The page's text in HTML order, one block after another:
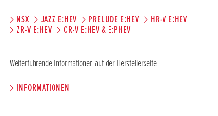
NSX JAZZ E:HEV PRELUDE E:HEV
HR-V E:HEV
ZR-V E:HEV
CR-V E:HEV & E:PHEV
Weiterführende Informationen auf der Herstellerseite
INFORMATIONEN